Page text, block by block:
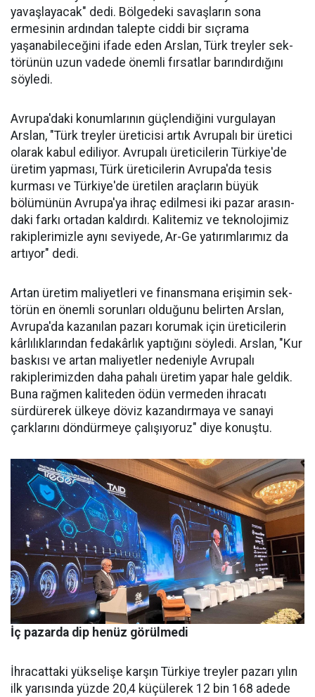
yavaşlayacak" dedi. Bölgedeki savaşların sona
ermesinin ardından talepte ciddi bir sıçrama
yaşanabileceğini ifa­de eden Arslan, Türk treyler sek­
törünün uzun vadede önemli fır­satlar barındırdığını
söyledi.
Avrupa'daki konumlarının güçlendiğini vurgulayan
Arslan, "Türk treyler üreticisi artık Avru­palı bir üretici
ola­rak kabul ediliyor. Avrupalı üreticile­rin Türkiye'de
üre­tim yapması, Türk üreticilerin Avru­pa'da tesis
kurması ve Türkiye'de üreti­len araçların büyük
bölümünün Avru­pa'ya ihraç edilme­si iki pazar arasın­
daki farkı ortadan kaldırdı. Kalitemiz ve teknolojimiz
ra­kiplerimizle aynı seviyede, Ar-Ge ya­tırımlarımız da
ar­tıyor" dedi.
Artan üretim ma­liyetleri ve finans­mana erişimin sek­
törün en önemli sorunları oldu­ğunu belirten Arslan,
Avrupa'da kazanılan pazarı korumak için üreticilerin
kârlılıklarından fe­dakârlık yaptığını söyledi. Arslan, "Kur
baskısı ve artan maliyetler nedeniyle Avrupalı
rakiplerimiz­den daha pahalı üretim yapar ha­le geldik.
Buna rağmen kaliteden ödün vermeden ihracatı
sürdüre­rek ülkeye döviz kazandırmaya ve sanayi
çarklarını döndürmeye ça­lışıyoruz" diye konuştu.
İç pazarda dip henüz görülmedi
İhracattaki yükselişe karşın Türkiye treyler pazarı yılın
ilk yarısında yüzde 20,4 küçülerek 12 bin 168 adede